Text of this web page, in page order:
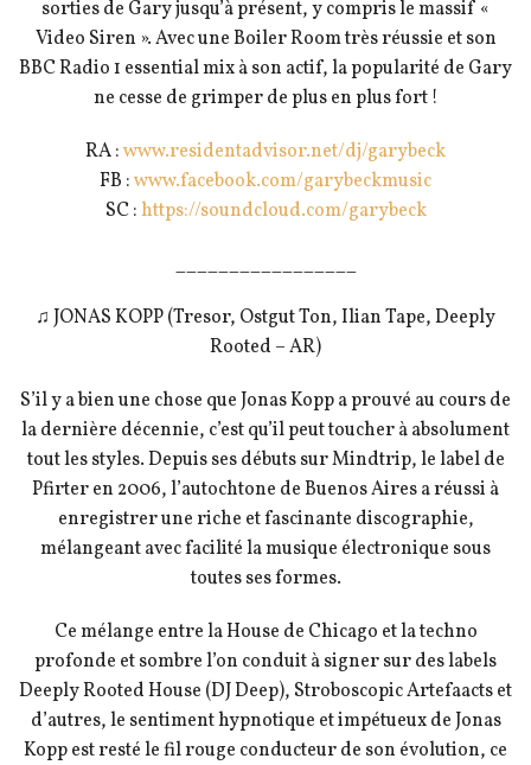
sorties de Gary jusqu’à présent, y compris le massif «
Video Siren ». Avec une Boiler Room très réussie et son
BBC Radio 1 essential mix à son actif, la popularité de Gary
ne cesse de grimper de plus en plus fort !
RA :www.residentadvisor.net/dj/garybeck
FB :www.facebook.com/garybeckmusic
SC : https://soundcloud.com/garybeck
♫ JONAS KOPP (Tresor, Ostgut Ton, Ilian Tape, Deeply
Rooted – AR)
S’il y a bien une chose que Jonas Kopp a prouvé au cours de
la dernière décennie, c’est qu’il peut toucher à absolument
tout les styles. Depuis ses débuts sur Mindtrip, le label de
Pfirter en 2006, l’autochtone de Buenos Aires a réussi à
enregistrer une riche et fascinante discographie,
mélangeant avec facilité la musique électronique sous
toutes ses formes.
Ce mélange entre la House de Chicago et la techno
profonde et sombre l’on conduit à signer sur des labels
Deeply Rooted House (DJ Deep), Stroboscopic Artefaacts et
d’autres, le sentiment hypnotique et impétueux de Jonas
Kopp est resté le fil rouge conducteur de son évolution, ce